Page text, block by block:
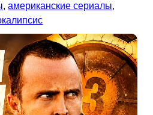
,американские сериалы,